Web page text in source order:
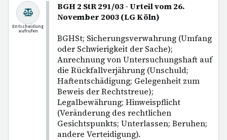
BGH 2 StR 291/03 - Urteil vom 26.
November 2003 (LG Köln)
BGHSt; Sicherungsverwahrung (Umfang
oder Schwierigkeit der Sache);
Anrechnung von Untersuchungshaft auf
die Rückfallverjährung (Unschuld;
Haftentschädigung; Gelegenheit zum
Beweis der Rechtstreue);
Legalbewährung; Hinweispflicht
(Veränderung des rechtlichen
Gesichtspunkts; Unterlassen; Beruhen;
andere Verteidigung).
Entscheidung
aufrufen